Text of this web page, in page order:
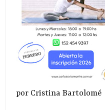
por Cristina Bartolomé